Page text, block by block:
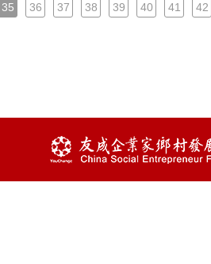
35 36 37 38 39 40 41 42